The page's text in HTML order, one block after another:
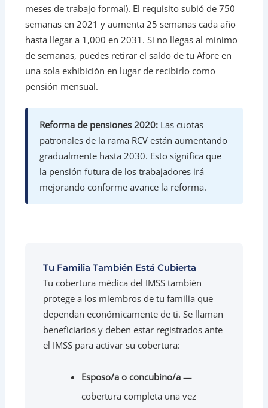
meses de trabajo formal). El requisito subió de 750
semanas en 2021 y aumenta 25 semanas cada año
hasta llegar a 1,000 en 2031. Si no llegas al mínimo
de semanas, puedes retirar el saldo de tu Afore en
una sola exhibición en lugar de recibirlo como
pensión mensual.
Reforma de pensiones 2020: Las cuotas
patronales de la rama RCV están aumentando
gradualmente hasta 2030. Esto significa que
la pensión futura de los trabajadores irá
mejorando conforme avance la reforma.
Tu Familia También Está Cubierta
Tu cobertura médica del IMSS también
protege a los miembros de tu familia que
dependan económicamente de ti. Se llaman
beneficiarios y deben estar registrados ante
el IMSS para activar su cobertura:
Esposo/a o concubino/a —
cobertura completa una vez